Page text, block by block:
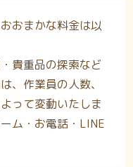
おまかな料金は以
貴重品の探索など
、作業員の人数、
って変動いたしま
ム・お電話・LINE